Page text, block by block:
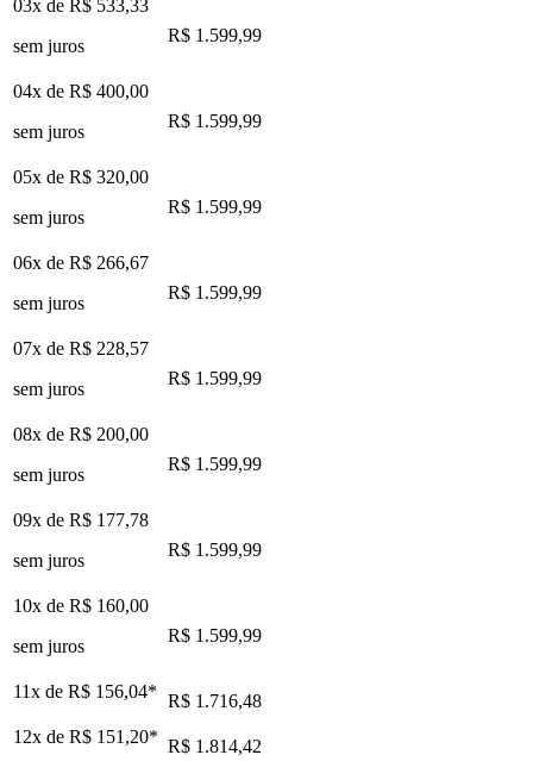
03x de R$ 533,33
sem juros
R$ 1.599,99
04x de R$ 400,00
sem juros
R$ 1.599,99
05x de R$ 320,00
sem juros
R$ 1.599,99
06x de R$ 266,67
sem juros
R$ 1.599,99
07x de R$ 228,57
sem juros
R$ 1.599,99
08x de R$ 200,00
sem juros
R$ 1.599,99
09x de R$ 177,78
sem juros
R$ 1.599,99
10x de R$ 160,00
sem juros
R$ 1.599,99
11x de R$ 156,04* R$ 1.716,48
12x de R$ 151,20* R$ 1.814,42